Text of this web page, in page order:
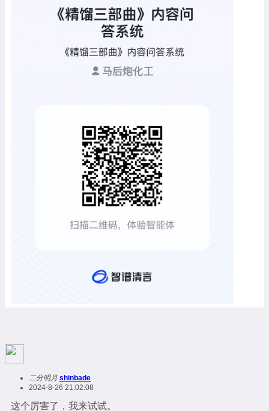
二分明月 shinbade
2024-8-26 21:02:08
这个厉害了，我来试试。